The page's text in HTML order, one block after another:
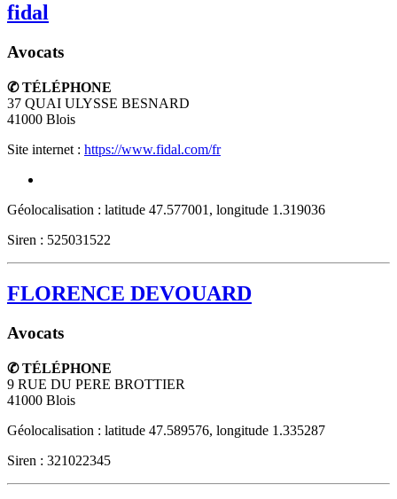
fidal
Avocats
✆ TÉLÉPHONE
37 QUAI ULYSSE BESNARD
41000 Blois
Site internet : https://www.fidal.com/fr
Géolocalisation : latitude 47.577001, longitude 1.319036
Siren : 525031522
FLORENCE DEVOUARD
Avocats
✆ TÉLÉPHONE
9 RUE DU PERE BROTTIER
41000 Blois
Géolocalisation : latitude 47.589576, longitude 1.335287
Siren : 321022345